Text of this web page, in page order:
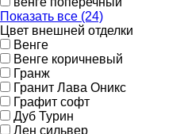
Показать все (24)
Цвет внешней отделки
Венге
Венге коричневый
Гранж
Гранит Лава Оникс
Графит софт
Дуб Турин
Лен сильвер